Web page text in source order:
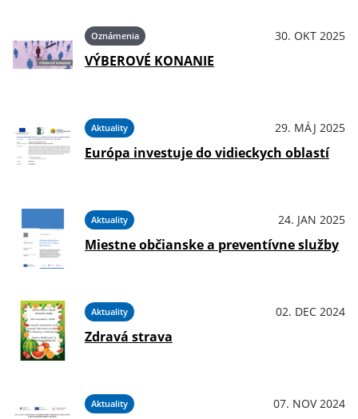
Oznámenia 30. OKT 2025
VÝBEROVÉ KONANIE
Aktuality 29. MÁJ 2025
Európa investuje do vidieckych oblastí
Aktuality 24. JAN 2025
Miestne občianske a preventívne služby
Aktuality 02. DEC 2024
Zdravá strava
Aktuality 07. NOV 2024